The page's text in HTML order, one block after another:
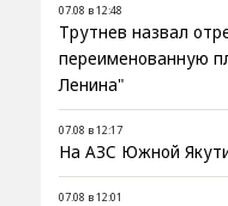
07.08 в 12:48
Трутнев назвал
переименованную
Ленина"
07.08 в 12:17
На АЗС Южной
07.08 в 12:01